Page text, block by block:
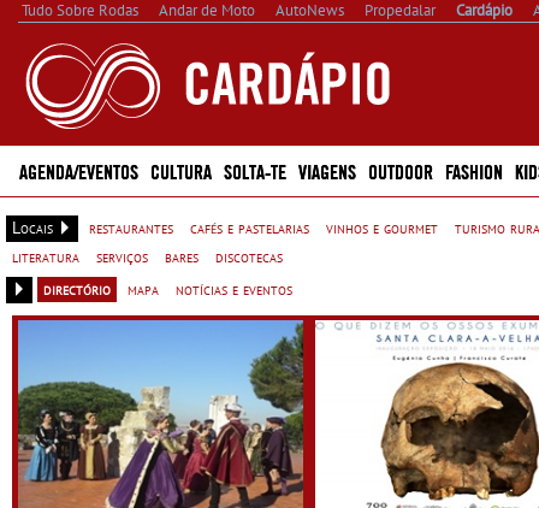
Tudo Sobre Rodas Andar de Moto AutoNews Propedalar Cardápio
AGENDA/EVENTOS CULTURA SOLTA-TE VIAGENS OUTDOOR FASHION
Locais restaurantes cafés e pastelarias vinhos e gourmet turismo
literatura
serviços bares
discotecas
directório
mapa notícias e eventos